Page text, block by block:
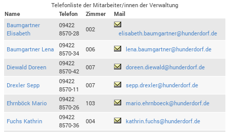
Telefonliste der Mitarbeiter/innen der Verwaltung
Name
Telefon Zimmer
Mail
Baumgartner
Elisabeth
09422
8570-28
002
elisabeth.baumgartner@hunderdorf.de
Baumgartner Lena
09422
8570-34
006 lena.baumgartner@hunderdorf.de
Diewald Doreen
09422
8570-42
007 doreen.diewald@hunderdorf.de
Drexler Sepp
09422
8570-11
007 sepp.drexler@hunderdorf.de
Ehrnböck Mario
09422
8570-26
103 mario.ehrnboeck@hunderdorf.de
Fuchs Kathrin
09422
8570-36
004 kathrin.fuchs@hunderdorf.de